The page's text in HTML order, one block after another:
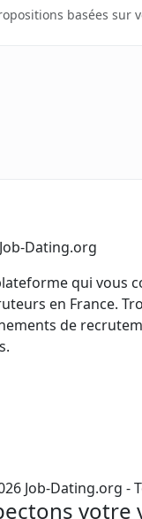
basées sur
Job-Dating.org
qui vous
en France.
de
Job-Dating.org -
votre